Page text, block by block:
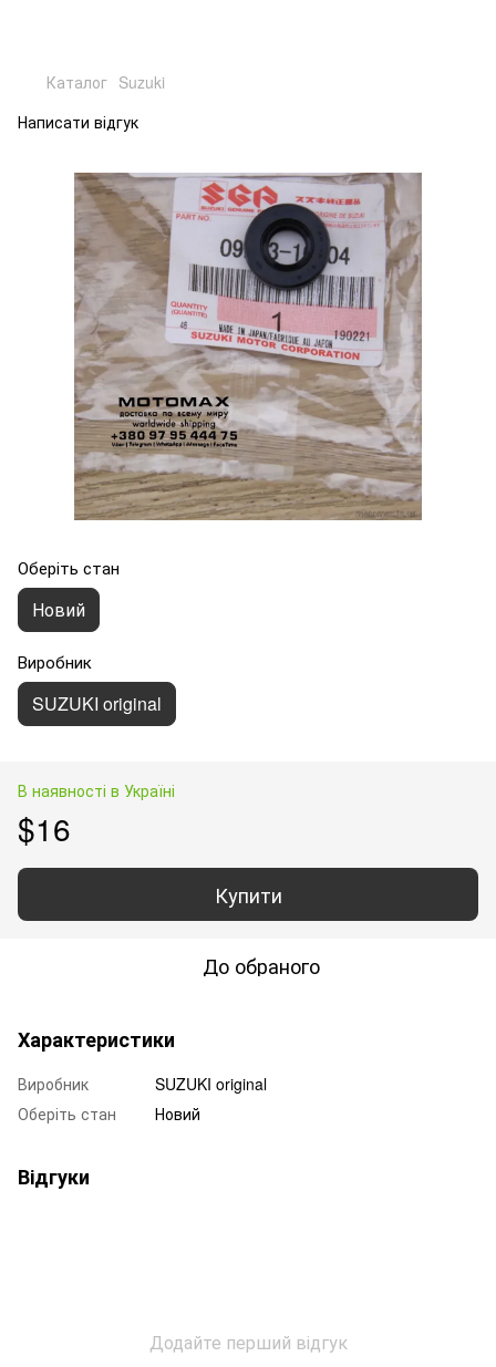
Каталог Suzuki
Написати відгук
Оберіть стан
Новий
Виробник
SUZUKI original
В наявності в Україні
$16
Купити
До обраного
Характеристики
Виробник
SUZUKI original
Оберіть стан
Новий
Відгуки
Додайте перший відгук